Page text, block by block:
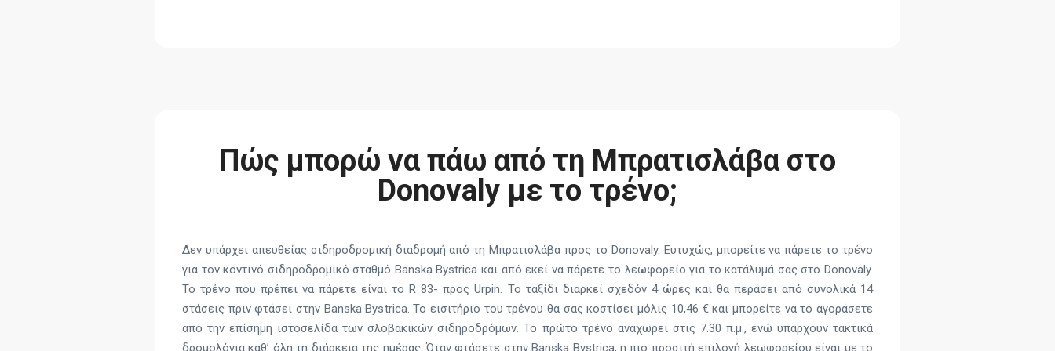
Πώς μπορώ να πάω από τη Μπρατισλάβα στο
Donovaly με το τρένο;
Δεν υπάρχει απευθείας σιδηροδρομική διαδρομή από τη Μπρατισλάβα προς το Donovaly. Ευτυχώς, μπορείτε να πάρετε το τρένο
για τον κοντινό σιδηροδρομικό σταθμό Banska Bystrica και από εκεί να πάρετε το λεωφορείο για το κατάλυμά σας στο Donovaly.
Το τρένο που πρέπει να πάρετε είναι το R 83- προς Urpin. Το ταξίδι διαρκεί σχεδόν 4 ώρες και θα περάσει από συνολικά 14
στάσεις πριν φτάσει στην Banska Bystrica. Το εισιτήριο του τρένου θα σας κοστίσει μόλις 10,46 € και μπορείτε να το αγοράσετε
από την επίσημη ιστοσελίδα των σλοβακικών σιδηροδρόμων. Το πρώτο τρένο αναχωρεί στις 7.30 π.μ., ενώ υπάρχουν τακτικά
δρομολόγια καθ’ όλη τη διάρκεια της ημέρας. Όταν φτάσετε στην Banska Bystrica, η πιο προσιτή επιλογή λεωφορείου είναι με το